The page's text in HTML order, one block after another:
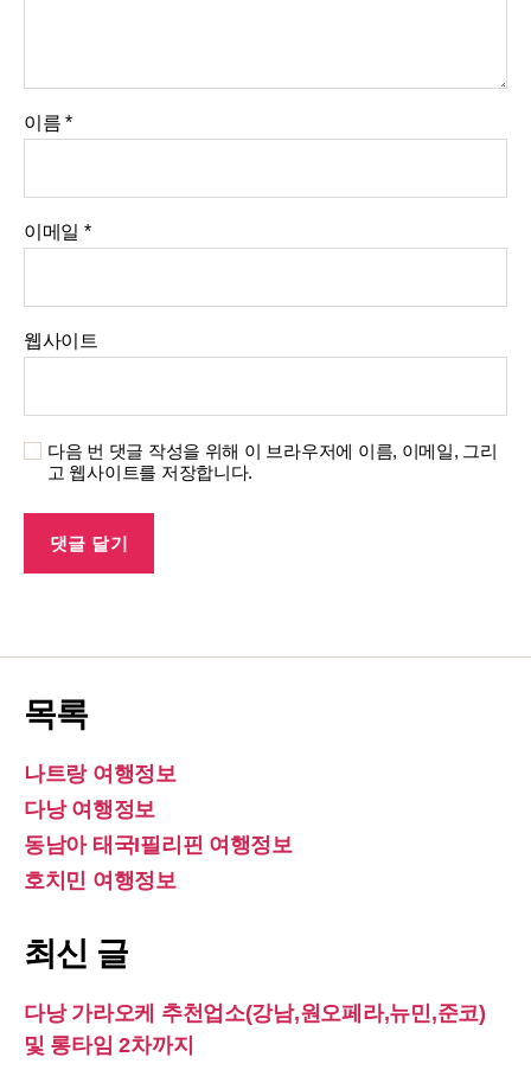
이름*
이메일 *
웹사이트
다음 번 댓글 작성을 위해 이 브라우저에 이름, 이메일, 그리
고 웹사이트를 저장합니다.
목록
나트랑 여행정보
다낭 여행정보
동남아 태국I필리핀 여행정보
호치민 여행정보
최신 글
다낭 가라오케 추천업소(강남,원오페라,뉴민,준코)
및 롱타임 2차까지